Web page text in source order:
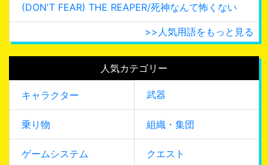
(DON'T FEAR) THE REAPER/死神なんて怖くない
>>人気用語をもっと見る
人気カテゴリー
キャラクター 武器
乗り物 組織・集団
ゲームシステム クエスト